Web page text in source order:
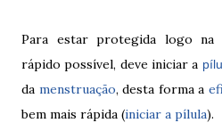
Para estar protegida logo na
rápido possível, deve iniciar a
da menstruação, desta forma a
bem mais rápida (iniciar a pílula).